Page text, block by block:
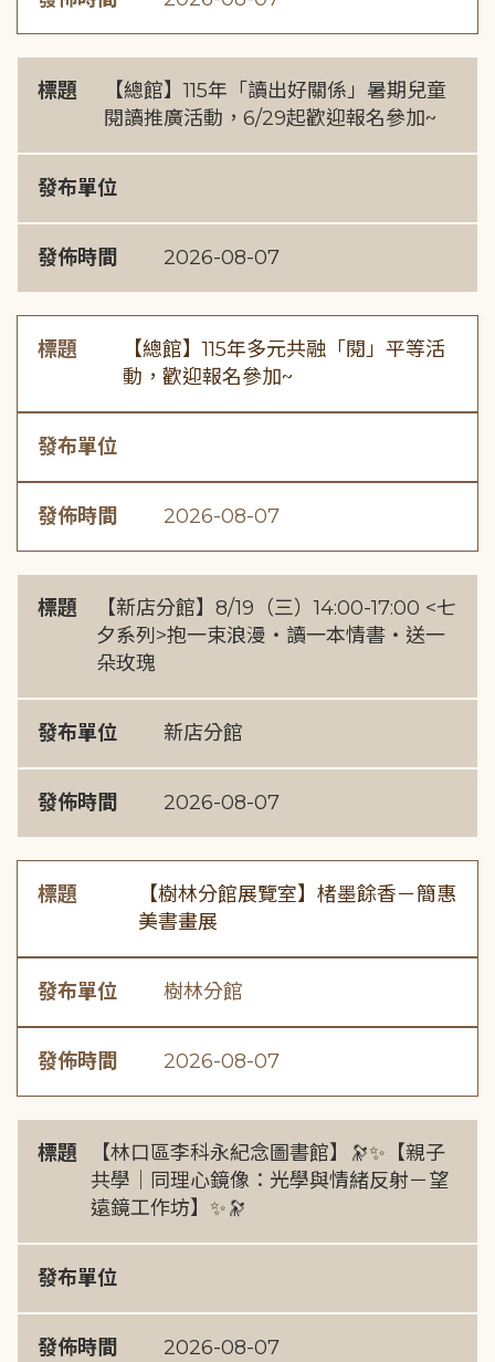
標題
【總館】115年「讀出好關係」暑期兒童
閱讀推廣活動，6/29起歡迎報名參加~
發布單位
發佈時間 2026-08-07
標題
【總館】115年多元共融「閱」平等活
動，歡迎報名參加~
發布單位
發佈時間 2026-08-07
標題
【新店分館】8/19（三）14:00-17:00 <七
夕系列>抱一束浪漫・讀一本情書・送一
朵玫瑰
發布單位 新店分館
發佈時間 2026-08-07
標題
【樹林分館展覽室】楮墨餘香－簡惠
美書畫展
發布單位 樹林分館
發佈時間 2026-08-07
標題
【林口區李科永紀念圖書館】🔭✨【親子
共學｜同理心鏡像：光學與情緒反射－望
遠鏡工作坊】✨🔭
發布單位
發佈時間 2026-08-07